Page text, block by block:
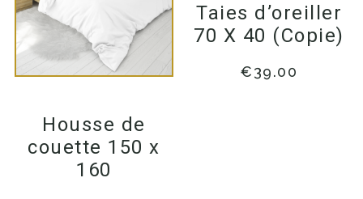
Housse de
couette 150 x
160
Taies d’oreiller
70 X 40 (Copie)
€39.00